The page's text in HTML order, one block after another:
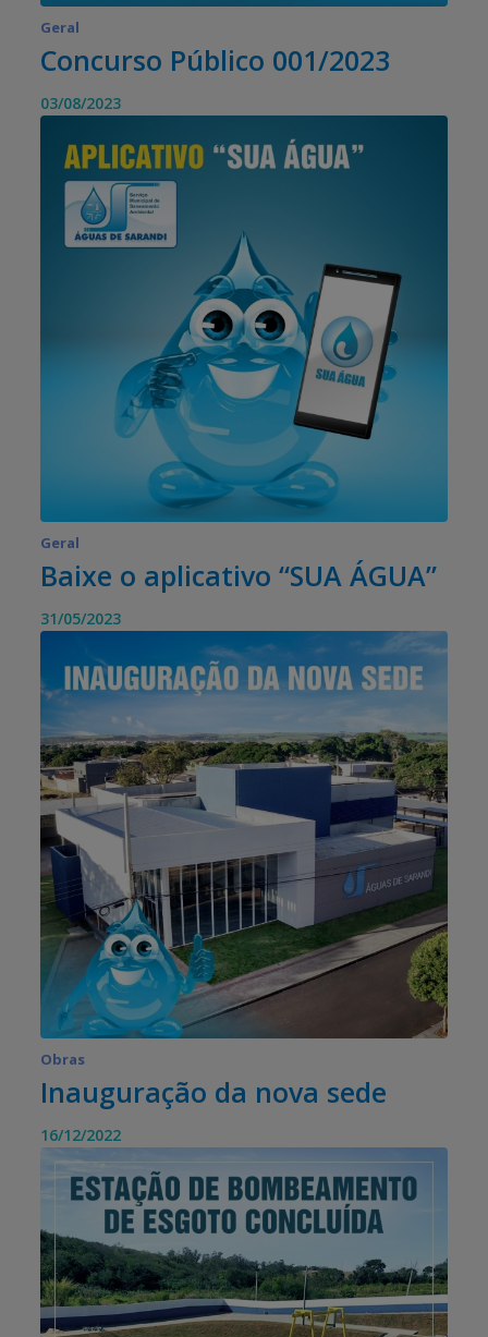
Geral
Concurso Público 001/2023
03/08/2023
Geral
Baixe o aplicativo “SUA ÁGUA”
31/05/2023
Obras
Inauguração da nova sede
16/12/2022